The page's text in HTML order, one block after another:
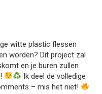
witte plastic flessen
worden? Dit project zal
en je buren zullen
Ik deel de volledige
– mis het niet!